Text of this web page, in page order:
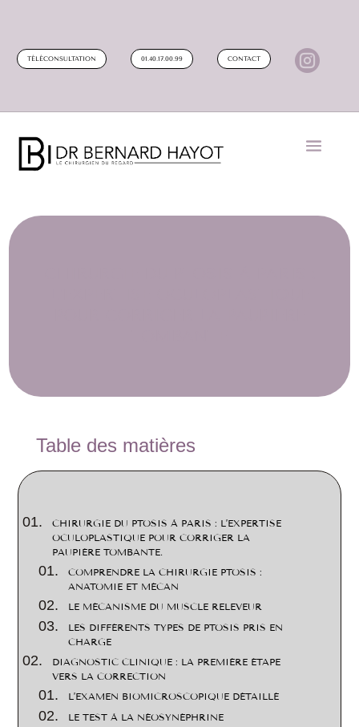
TÉLÉCONSULTATION 01.40.17.00.99 CONTACT 
Table des matières
CHIRURGIE DU PTOSIS À PARIS : L’EXPERTISE
OCULOPLASTIQUE POUR CORRIGER LA
PAUPIÈRE TOMBANTE.
COMPRENDRE LA CHIRURGIE PTOSIS :
ANATOMIE ET MÉCAN
LE MÉCANISME DU MUSCLE RELEVEUR
LES DIFFÉRENTS TYPES DE PTOSIS PRIS EN
CHARGE
DIAGNOSTIC CLINIQUE : LA PREMIÈRE ÉTAPE
VERS LA CORRECTION
L’EXAMEN BIOMICROSCOPIQUE DÉTAILLÉ
LE TEST À LA NÉOSYNÉPHRINE